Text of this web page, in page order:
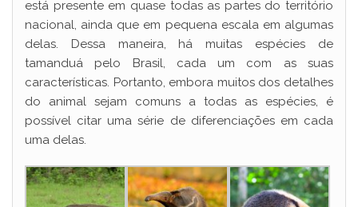
está presente em quase todas as partes do território
nacional, ainda que em pequena escala em algumas
delas. Dessa maneira, há muitas espécies de
tamanduá pelo Brasil, cada um com as suas
características. Portanto, embora muitos dos detalhes
do animal sejam comuns a todas as espécies, é
possível citar uma série de diferenciações em cada
uma delas.